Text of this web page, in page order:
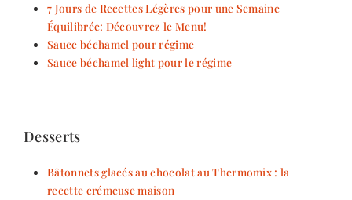
7 Jours de Recettes Légères pour une Semaine
Équilibrée: Découvrez le Menu!
Sauce béchamel pour régime
Sauce béchamel light pour le régime
Desserts
Bâtonnets glacés au chocolat au Thermomix : la
recette crémeuse maison